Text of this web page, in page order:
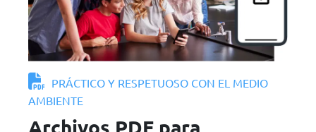
PRÁCTICO Y RESPETUOSO CON EL MEDIO
AMBIENTE
Archivos PDF para